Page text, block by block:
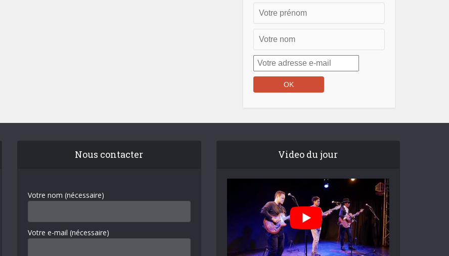
Nous contacter
Votre nom (nécessaire)
Votre e-mail (nécessaire)
Video du jour